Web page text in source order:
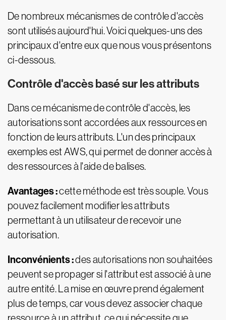
De nombreux mécanismes de contrôle d'accès
sont utilisés aujourd'hui. Voici quelques-uns des
principaux d'entre eux que nous vous présentons
ci-dessous.
Contrôle d'accès basé sur les attributs
Dans ce mécanisme de contrôle d'accès, les
autorisations sont accordées aux ressources en
fonction de leurs attributs. L'un des principaux
exemples est AWS, qui permet de donner accès à
des ressources à l'aide de balises.
Avantages :cette méthode est très souple. Vous
pouvez facilement modifier les attributs
permettant à un utilisateur de recevoir une
autorisation.
Inconvénients :des autorisations non souhaitées
peuvent se propager si l'attribut est associé à une
autre entité. La mise en œuvre prend également
plus de temps, car vous devez associer chaque